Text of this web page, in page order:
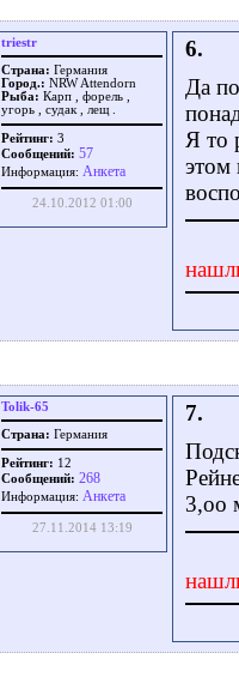
triestr
Страна: Германия
Город.: NRW Attendorn
Рыба: Карп , форель ,
угорь , судак , лещ .
Рейтинг: 3
Сообщений: 57
Информация: Aнкета
24.10.2012 01:00
6.
Да
Я то
этом
Tolik-65
Страна: Германия
Рейтинг: 12
Сообщений: 268
Информация: Aнкета
27.11.2014 13:19
7.
3,оо